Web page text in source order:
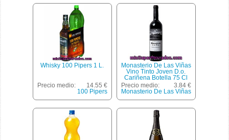
Whisky 100 Pipers 1 L.
Precio medio:
14.55 €
100 Pipers
Monasterio De Las Viñas
Vino Tinto Joven D.o.
Cariñena Botella 75 Cl
Precio medio:
3.84 €
Monasterio De Las Viñas